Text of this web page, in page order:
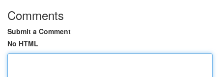
Comments
Submit a Comment
No HTML